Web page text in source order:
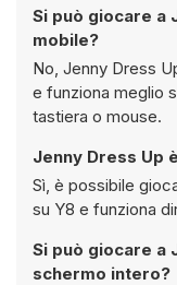
Si può giocare a
mobile?
No, Jenny Dress
e funziona meglio
tastiera o mouse.
Jenny Dress Up
Sì, è possibile
su Y8 e funziona
Si può giocare a
schermo intero?